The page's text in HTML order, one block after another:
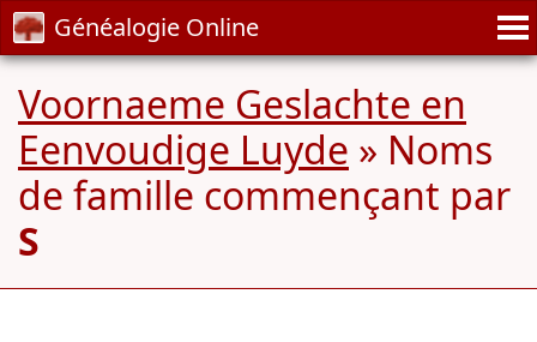
Généalogie Online
Voornaeme Geslachte en
Eenvoudige Luyde » Noms
de famille commençant par
S